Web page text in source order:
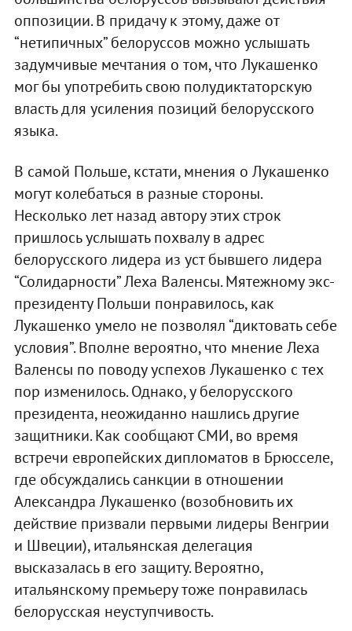
оппозиции. В придачу к этому, даже от
“нетипичных” белоруссов можно услышать
задумчивые мечтания о том, что Лукашенко
мог бы употребить свою полудиктаторскую
власть для усиления позиций белорусского
языка.
В самой Польше, кстати, мнения о Лукашенко
могут колебаться в разные стороны.
Несколько лет назад автору этих строк
пришлось услышать похвалу в адрес
белорусского лидера из уст бывшего лидера
“Солидарности” Леха Валенсы. Мятежному экс-
президенту Польши понравилось, как
Лукашенко умело не позволял “диктовать себе
условия”. Вполне вероятно, что мнение Леха
Валенсы по поводу успехов Лукашенко с тех
пор изменилось. Однако, у белорусского
президента, неожиданно нашлись другие
защитники. Как сообщают СМИ, во время
встречи европейских дипломатов в Брюсселе,
где обсуждались санкции в отношении
Александра Лукашенко (возобновить их
действие призвали первыми лидеры Венгрии
и Швеции), итальянская делегация
высказалась в его защиту. Вероятно,
итальянскому премьеру тоже понравилась
белорусская неуступчивость.